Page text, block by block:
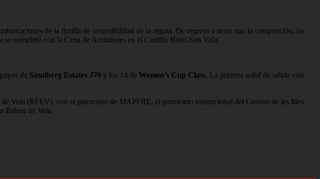
de la flotilla de sostenibilidad de la regata. De regreso a tierra tras la competición, las
completó con la Cena de Armadores en el Castillo Hotel Son Vida.
de Sandberg Estates J70 y los 14 de Women’s Cup Class. La primera señal de salida está
Vela (RFEV), con el patrocinio de MAPFRE, el patrocinio institucional del Govern de les Illes
Balear de Vela.